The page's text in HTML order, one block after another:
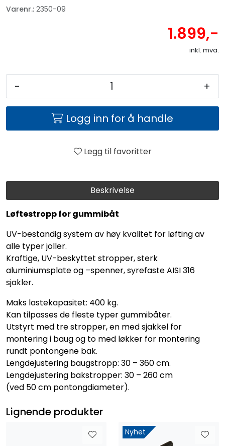
Beskrivelse
Løftestropp for gummibåt
UV-bestandig system av høy kvalitet for løfting av
alle typer joller.
Kraftige, UV-beskyttet stropper, sterk
aluminiumsplate og –spenner, syrefaste AISI 316
sjakler.
Maks lastekapasitet: 400 kg.
Kan tilpasses de fleste typer gummibåter.
Utstyrt med tre stropper, en med sjakkel for
montering i baug og to med løkker for montering
rundt pontongene bak.
Lengdejustering baugstropp: 30 – 360 cm.
Lengdejustering bakstropper: 30 – 260 cm
(ved 50 cm pontongdiameter).
Varenr.: 2350-09
1.899,-
inkl. mva.
- +
Logg inn for å handle
Legg til favoritter
Lignende produkter
Nyhet